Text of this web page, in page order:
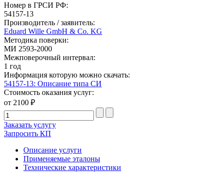
Номер в ГРСИ РФ:
54157-13
Производитель / заявитель:
Eduard Wille GmbH & Co. KG
Методика поверки:
МИ 2593-2000
Межповерочный интервал:
1 год
Информация которую можно скачать:
54157-13: Описание типа СИ
Стоимость оказания услуг:
от 2100 ₽
Заказать услугу
Запросить КП
Описание услуги
Применяемые эталоны
Технические характеристики